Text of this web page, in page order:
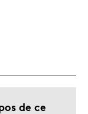
de ce